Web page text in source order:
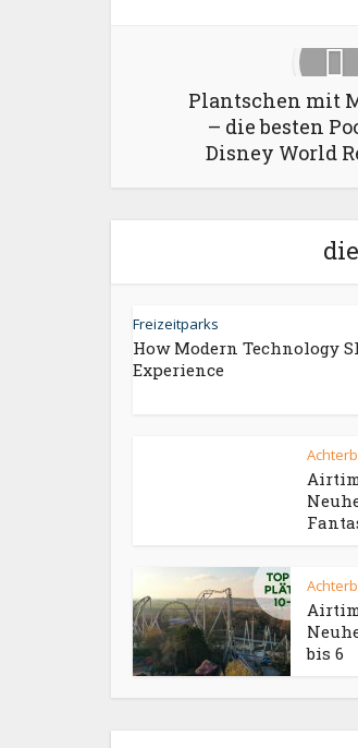
Plantschen mit
– die besten
Disney World
Freizeitparks
How Modern Technology
Experience
bis 6